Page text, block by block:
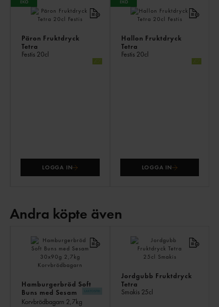
Päron Fruktdryck
Tetra
Festis 20cl
LOGGA IN
Hallon Fruktdryck
Tetra
Festis 20cl
LOGGA IN
Andra köpte även
Hamburgerbröd Soft
Buns med Sesam
30x90g
Korvbrödbagarn 2,7kg
Jordgubb Fruktdryck
Tetra
Smakis 25cl